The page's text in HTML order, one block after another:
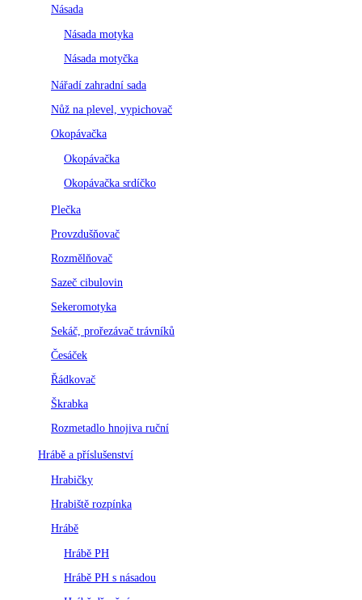
Násada
Násada motyka
Násada motyčka
Nářadí zahradní sada
Nůž na plevel, vypichovač
Okopávačka
Okopávačka
Okopávačka srdíčko
Plečka
Provzdušňovač
Rozmělňovač
Sazeč cibulovin
Sekeromotyka
Sekáč, prořezávač trávníků
Česáček
Řádkovač
Škrabka
Rozmetadlo hnojiva ruční
Hrábě a příslušenství
Hrabičky
Hrabiště rozpínka
Hrábě
Hrábě PH
Hrábě PH s násadou